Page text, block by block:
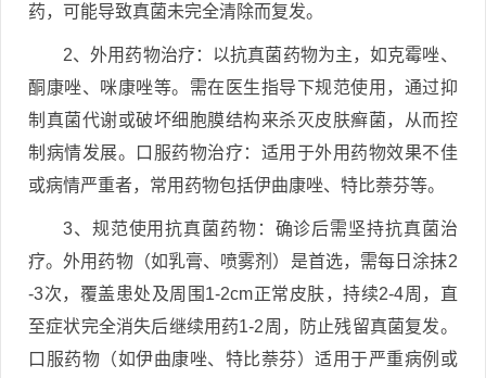
药，可能导致真菌未完全清除而复发。
2、外用药物治疗：以抗真菌药物为主，如克霉唑、
酮康唑、咪康唑等。需在医生指导下规范使用，通过抑
制真菌代谢或破坏细胞膜结构来杀灭皮肤癣菌，从而控
制病情发展。口服药物治疗：适用于外用药物效果不佳
或病情严重者，常用药物包括伊曲康唑、特比萘芬等。
3、规范使用抗真菌药物：确诊后需坚持抗真菌治
疗。外用药物（如乳膏、喷雾剂）是首选，需每日涂抹2
-3次，覆盖患处及周围1-2cm正常皮肤，持续2-4周，直
至症状完全消失后继续用药1-2周，防止残留真菌复发。
口服药物（如伊曲康唑、特比萘芬）适用于严重病例或